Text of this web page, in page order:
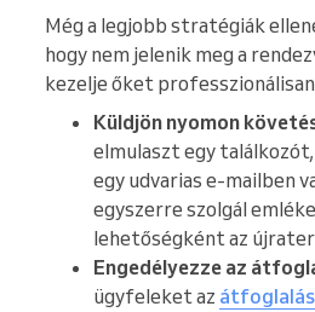
Még a legjobb stratégiák
hogy nem jelenik meg a
kezelje őket
Küldjön nyomon
elmulaszt egy
egy udvarias e-mailben
egyszerre szolgál
lehetőségként az
Engedélyezze az
ügyfeleket az